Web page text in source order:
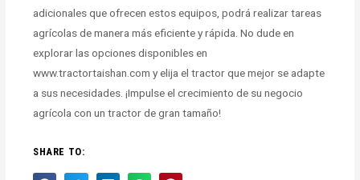
adicionales que ofrecen estos equipos, podrá realizar tareas
agrícolas de manera más eficiente y rápida. No dude en
explorar las opciones disponibles en
www.tractortaishan.com y elija el tractor que mejor se adapte
a sus necesidades. ¡Impulse el crecimiento de su negocio
agrícola con un tractor de gran tamaño!
SHARE TO: